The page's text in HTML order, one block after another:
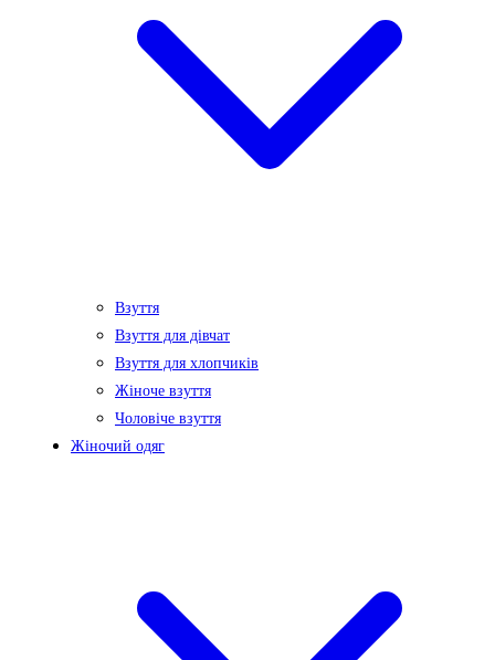
Взуття
Взуття для дівчат
Взуття для хлопчиків
Жіноче взуття
Чоловіче взуття
Жіночий одяг